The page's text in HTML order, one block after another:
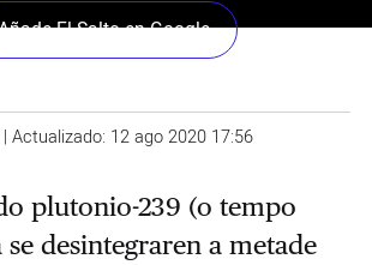
El Salto en Google
Actualizado: 12 ago 2020 17:56
plutonio-239 (o tempo
desintegraren a metade